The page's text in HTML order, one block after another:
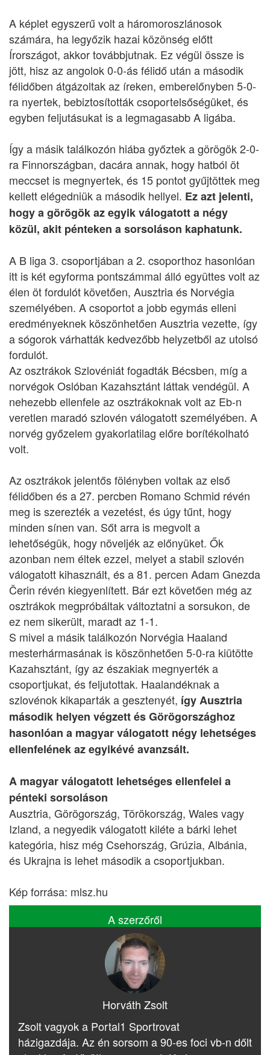
A képlet egyszerű volt a háromoroszlánosok
számára, ha legyőzik hazai közönség előtt
Írországot, akkor továbbjutnak. Ez végül össze is
jött, hisz az angolok 0-0-ás félidő után a második
félidőben átgázoltak az íreken, emberelőnyben 5-0-
ra nyertek, bebiztosították csoportelsőségüket, és
egyben feljutásukat is a legmagasabb A ligába.
Így a másik találkozón hiába győztek a görögök 2-0-
ra Finnországban, dacára annak, hogy hatból öt
meccset is megnyertek, és 15 pontot gyűjtöttek meg
kellett elégedniük a második hellyel. Ez azt jelenti,
hogy a görögök az egyik válogatott a négy
közül, akit pénteken a sorsoláson kaphatunk.
A B liga 3. csoportjában a 2. csoporthoz hasonlóan
itt is két egyforma pontszámmal álló együttes volt az
élen öt fordulót követően, Ausztria és Norvégia
személyében. A csoportot a jobb egymás elleni
eredményeknek köszönhetően Ausztria vezette, így
a sógorok várhatták kedvezőbb helyzetből az utolsó
fordulót.
Az osztrákok Szlovéniát fogadták Bécsben, míg a
norvégok Oslóban Kazahsztánt láttak vendégül. A
nehezebb ellenfele az osztrákoknak volt az Eb-n
veretlen maradó szlovén válogatott személyében. A
norvég győzelem gyakorlatilag előre borítékolható
volt.
Az osztrákok jelentős fölényben voltak az első
félidőben és a 27. percben Romano Schmid révén
meg is szerezték a vezetést, és úgy tűnt, hogy
minden sínen van. Sőt arra is megvolt a
lehetőségük, hogy növeljék az előnyüket. Ők
azonban nem éltek ezzel, melyet a stabil szlovén
válogatott kihasznált, és a 81. percen Adam Gnezda
Čerin révén kiegyenlített. Bár ezt követően még az
osztrákok megpróbáltak változtatni a sorsukon, de
ez nem sikerült, maradt az 1-1.
S mivel a másik találkozón Norvégia Haaland
mesterhármasának is köszönhetően 5-0-ra kiütötte
Kazahsztánt, így az északiak megnyerték a
csoportjukat, és feljutottak. Haalandéknak a
szlovénok kikaparták a gesztenyét, így Ausztria
második helyen végzett és Görögországhoz
hasonlóan a magyar válogatott négy lehetséges
ellenfelének az egyikévé avanzsált.
A magyar válogatott lehetséges ellenfelei a
pénteki sorsoláson
Ausztria, Görögország, Törökország, Wales vagy
Izland, a negyedik válogatott kiléte a bárki lehet
kategória, hisz még Csehország, Grúzia, Albánia,
és Ukrajna is lehet második a csoportjukban.
Kép forrása: mlsz.hu
A szerzőről
Horváth Zsolt
Zsolt vagyok a Portal1 Sportrovat
házigazdája. Az én sorsom a 90-es foci vb-n dőlt